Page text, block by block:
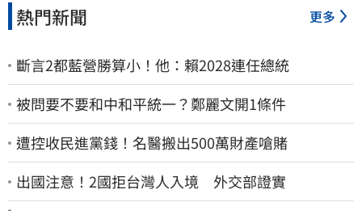
熱門新聞 更多
斷言2都藍營勝算小！他：賴2028連任總統
被問要不要和中和平統一？鄭麗文開1條件
遭控收民進黨錢！名醫搬出500萬財產嗆賭
出國注意！2國拒台灣人入境 外交部證實